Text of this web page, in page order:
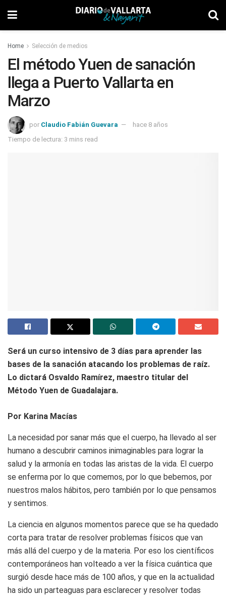
Home Selección de medios
El método Yuen de sanación
llega a Puerto Vallarta en
Marzo
por Claudio Fabián Guevara
hace 8 años
Tiempo de lectura: 3 mins read
Será un curso intensivo de 3 días para aprender las
bases de la sanación atacando los problemas de raíz.
Lo dictará Osvaldo Ramírez, maestro titular del
Método Yuen de Guadalajara.
Por Karina Macías
La necesidad por sanar más que el cuerpo, ha llevado al ser
humano a descubrir caminos inimaginables para lograr la
salud y la armonía en todas las aristas de la vida. El cuerpo
se enferma por lo que comemos, por lo que bebemos, por
nuestros malos hábitos, pero también por lo que pensamos
y sentimos.
La ciencia en algunos momentos parece que se ha quedado
corta para tratar de resolver problemas físicos que van
más allá del cuerpo y de la materia. Por eso los científicos
contemporáneos han volteado a ver la física cuántica que
surgió desde hace más de 100 años, y que en la actualidad
ha sido un parteaguas para esclarecer y resolver todas